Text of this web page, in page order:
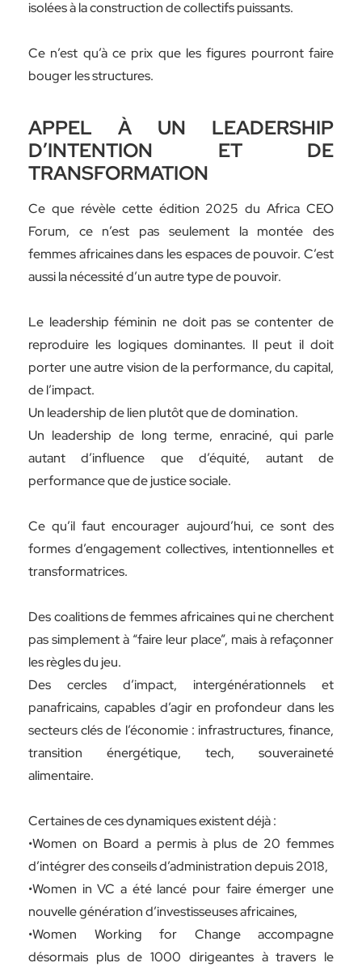
isolées à la construction de collectifs puissants.
Ce n’est qu’à ce prix que les figures pourront faire
bouger les structures.
APPEL À UN LEADERSHIP
D’INTENTION ET DE
TRANSFORMATION
Ce que révèle cette édition 2025 du Africa CEO
Forum, ce n’est pas seulement la montée des
femmes africaines dans les espaces de pouvoir. C’est
aussi la nécessité d’un autre type de pouvoir.
Le leadership féminin ne doit pas se contenter de
reproduire les logiques dominantes. Il peut il doit
porter une autre vision de la performance, du capital,
de l’impact.
Un leadership de lien plutôt que de domination.
Un leadership de long terme, enraciné, qui parle
autant d’influence que d’équité, autant de
performance que de justice sociale.
Ce qu’il faut encourager aujourd’hui, ce sont des
formes d’engagement collectives, intentionnelles et
transformatrices.
Des coalitions de femmes africaines qui ne cherchent
pas simplement à “faire leur place”, mais à refaçonner
les règles du jeu.
Des cercles d’impact, intergénérationnels et
panafricains, capables d’agir en profondeur dans les
secteurs clés de l’économie : infrastructures, finance,
transition énergétique, tech, souveraineté
alimentaire.
Certaines de ces dynamiques existent déjà :
•Women on Board a permis à plus de 20 femmes
d’intégrer des conseils d’administration depuis 2018,
•Women in VC a été lancé pour faire émerger une
nouvelle génération d’investisseuses africaines,
•Women Working for Change accompagne
désormais plus de 1000 dirigeantes à travers le